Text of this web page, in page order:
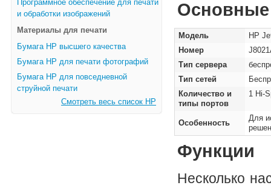
Программное обеспечение для печати
и обработки изображений
Материалы для печати
Бумага HP высшего качества
Бумага HP для печати фотографий
Бумага HP для повседневной
струйной печати
Смотреть весь список HP
Основные
Модель
HP
Номер
Тип сервера
Тип сетей
Количество и
типы портов
1 Hi-
Особенность
Для
Функции
Несколько